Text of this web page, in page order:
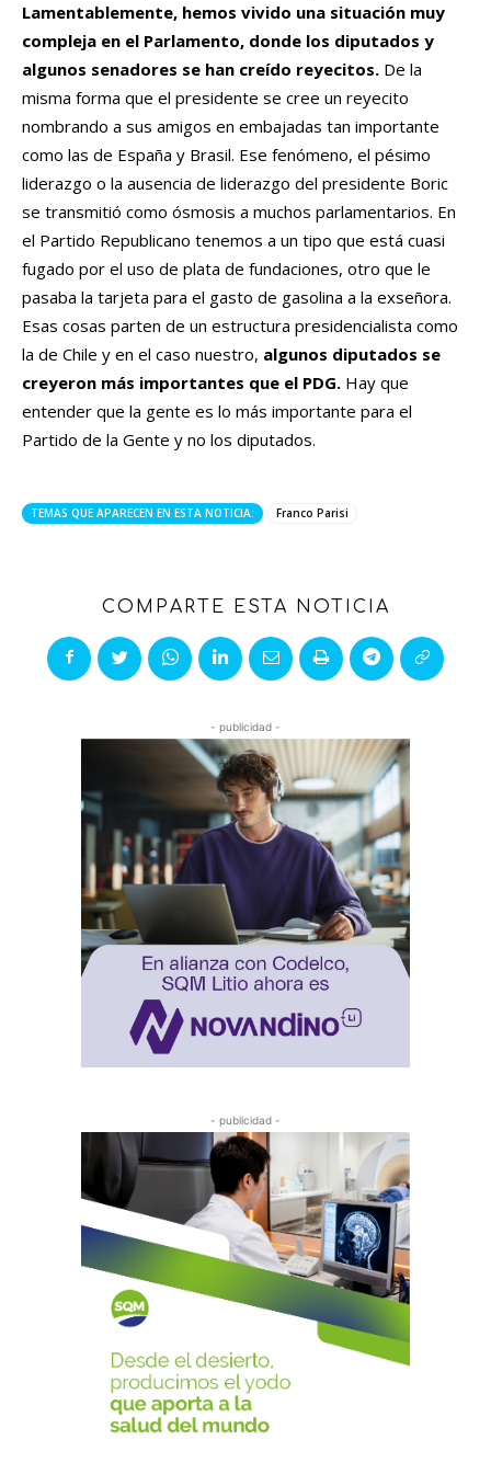
Lamentablemente, hemos vivido una situación muy
compleja en el Parlamento, donde los diputados y
algunos senadores se han creído reyecitos. De la
misma forma que el presidente se cree un reyecito
nombrando a sus amigos en embajadas tan importante
como las de España y Brasil. Ese fenómeno, el pésimo
liderazgo o la ausencia de liderazgo del presidente Boric
se transmitió como ósmosis a muchos parlamentarios. En
el Partido Republicano tenemos a un tipo que está cuasi
fugado por el uso de plata de fundaciones, otro que le
pasaba la tarjeta para el gasto de gasolina a la exseñora.
Esas cosas parten de un estructura presidencialista como
la de Chile y en el caso nuestro, algunos diputados se
creyeron más importantes que el PDG. Hay que
entender que la gente es lo más importante para el
Partido de la Gente y no los diputados.
TEMAS QUE APARECEN EN ESTA NOTICIA: Franco Parisi
COMPARTE ESTA NOTICIA
- publicidad -
- publicidad -